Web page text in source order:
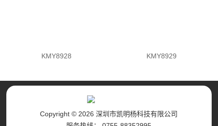
KMY8928 KMY8929
Copyright © 2026 深圳市凯明杨科技有限公司